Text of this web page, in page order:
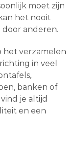
moet zijn
het nooit
anderen.
het verzamelen
in veel
banken of
je altijd
en een